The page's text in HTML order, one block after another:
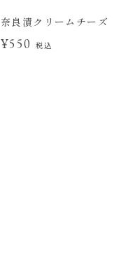
奈良漬クリームチーズ
¥550 税込